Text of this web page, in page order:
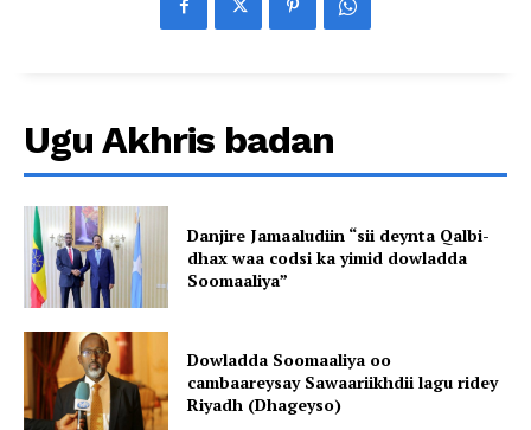
Ugu Akhris badan
Danjire Jamaaludiin “sii deynta Qalbi-
dhax waa codsi ka yimid dowladda
Soomaaliya”
Dowladda Soomaaliya oo
cambaareysay Sawaariikhdii lagu ridey
Riyadh (Dhageyso)